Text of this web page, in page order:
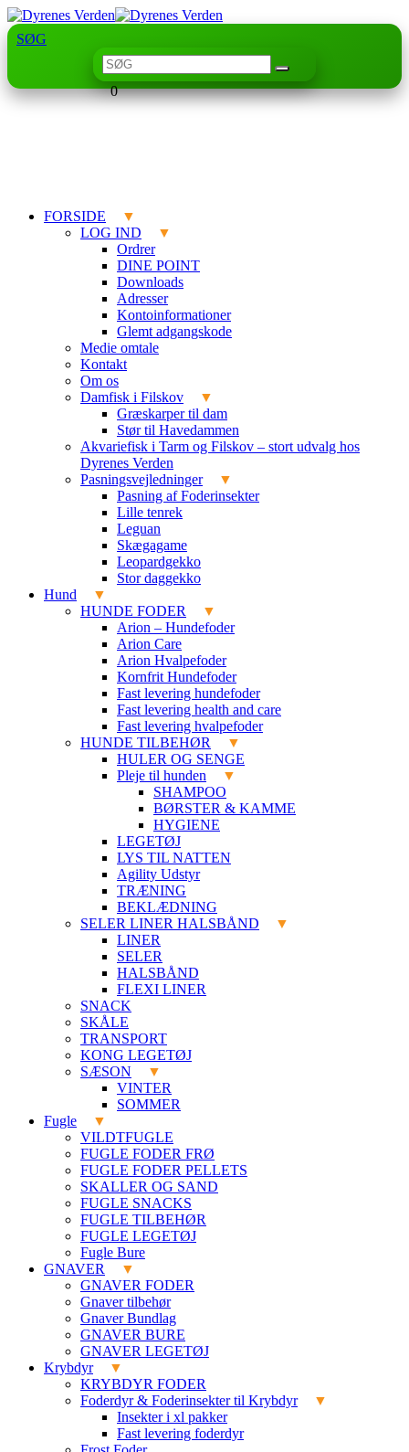
SØG
0
FORSIDE
LOG IND
Ordrer
DINE POINT
Downloads
Adresser
Kontoinformationer
Glemt adgangskode
Medie omtale
Kontakt
Om os
Damfisk i Filskov
Græskarper til dam
Stør til Havedammen
Akvariefisk i Tarm og Filskov – stort udvalg hos
Dyrenes Verden
Pasningsvejledninger
Pasning af Foderinsekter
Lille tenrek
Leguan
Skægagame
Leopardgekko
Stor daggekko
Hund
HUNDE FODER
Arion – Hundefoder
Arion Care
Arion Hvalpefoder
Kornfrit Hundefoder
Fast levering hundefoder
Fast levering health and care
Fast levering hvalpefoder
HUNDE TILBEHØR
HULER OG SENGE
Pleje til hunden
SHAMPOO
BØRSTER & KAMME
HYGIENE
LEGETØJ
LYS TIL NATTEN
Agility Udstyr
TRÆNING
BEKLÆDNING
SELER LINER HALSBÅND
LINER
SELER
HALSBÅND
FLEXI LINER
SNACK
SKÅLE
TRANSPORT
KONG LEGETØJ
SÆSON
VINTER
SOMMER
Fugle
VILDTFUGLE
FUGLE FODER FRØ
FUGLE FODER PELLETS
SKALLER OG SAND
FUGLE SNACKS
FUGLE TILBEHØR
FUGLE LEGETØJ
Fugle Bure
GNAVER
GNAVER FODER
Gnaver tilbehør
Gnaver Bundlag
GNAVER BURE
GNAVER LEGETØJ
Krybdyr
KRYBDYR FODER
Foderdyr & Foderinsekter til Krybdyr
Insekter i xl pakker
Fast levering foderdyr